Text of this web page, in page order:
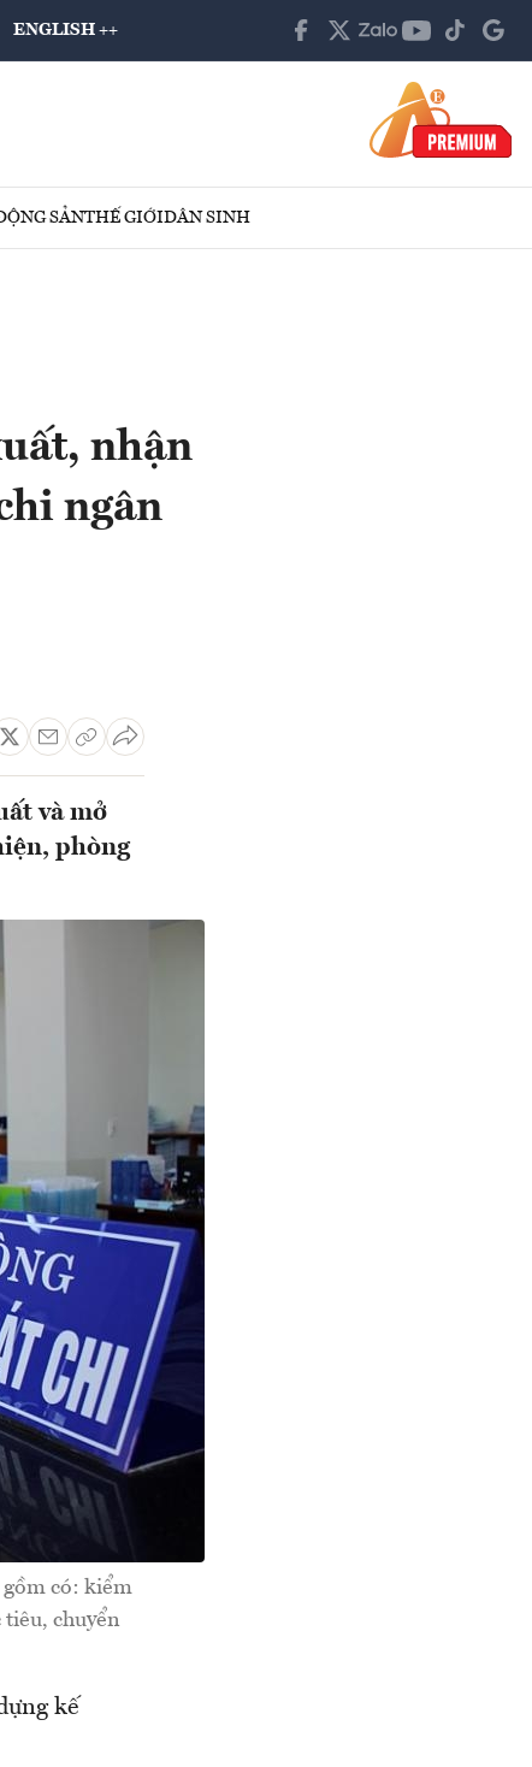
ENGLISH ++
SẢNTHẾ GIỚIDÂN SINH
nhận
ngân
và mở
phòng
gồm có: kiểm
tiêu, chuyển
kế